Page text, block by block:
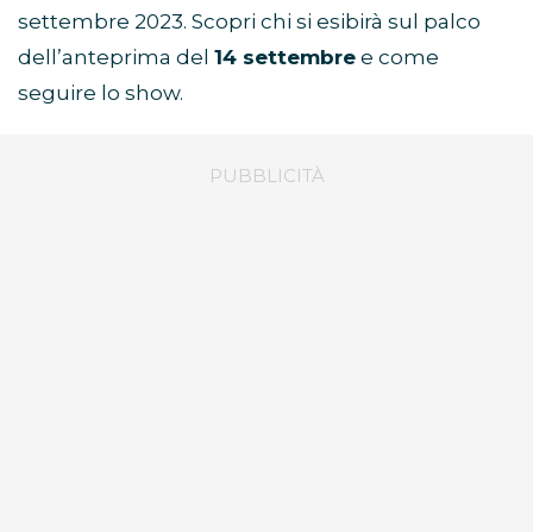
settembre 2023. Scopri chi si esibirà sul palco
dell’anteprima del 14 settembre e come
seguire lo show.